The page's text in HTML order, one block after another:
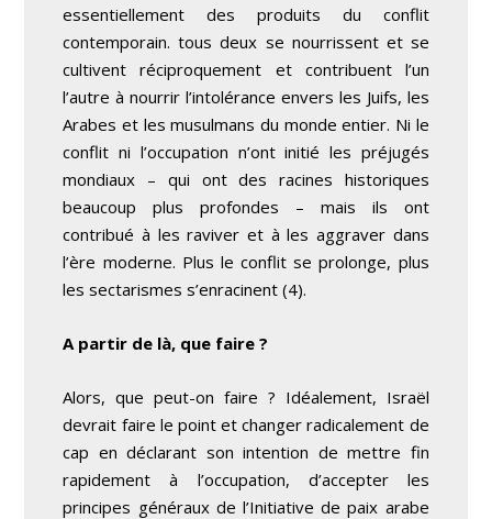
essentiellement des produits du conflit
contemporain. tous deux se nourrissent et se
cultivent réciproquement et contribuent l’un
l’autre à nourrir l’intolérance envers les Juifs, les
Arabes et les musulmans du monde entier. Ni le
conflit ni l’occupation n’ont initié les préjugés
mondiaux – qui ont des racines historiques
beaucoup plus profondes – mais ils ont
contribué à les raviver et à les aggraver dans
l’ère moderne. Plus le conflit se prolonge, plus
les sectarismes s’enracinent(4).
A partir de là, que faire ?
Alors, que peut-on faire ? Idéalement, Israël
devrait faire le point et changer radicalement de
cap en déclarant son intention de mettre fin
rapidement à l’occupation, d’accepter les
principes généraux de l’Initiative de paix arabe